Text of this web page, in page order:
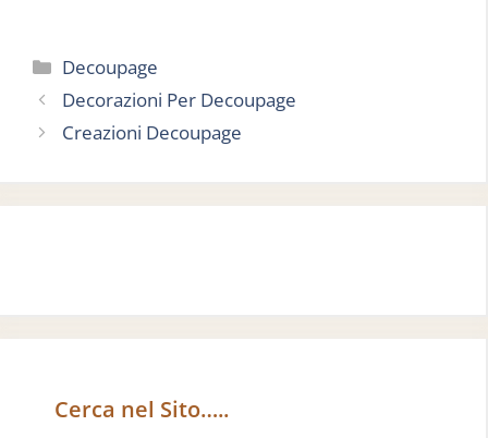
Categorie
Decoupage
Decorazioni Per Decoupage
Creazioni Decoupage
Cerca nel Sito…..